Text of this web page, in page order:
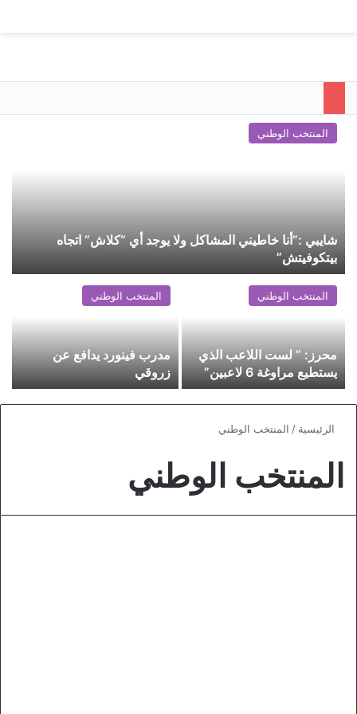
المنتخب الوطني
شايبي :”أنا خاطيني المشاكل ولا يوجد أي “كلاش” اتجاه
بيتكوفيتش”
المنتخب الوطني
محرز: ” لست اللاعب الذي
يستطيع مراوغة 6 لاعبين”
المنتخب الوطني
مدرب فينورد يدافع عن
زروقي
الرئيسية / المنتخب الوطني
المنتخب الوطني